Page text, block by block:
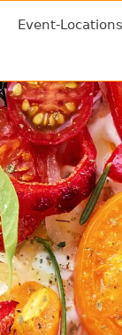
Event-Locations